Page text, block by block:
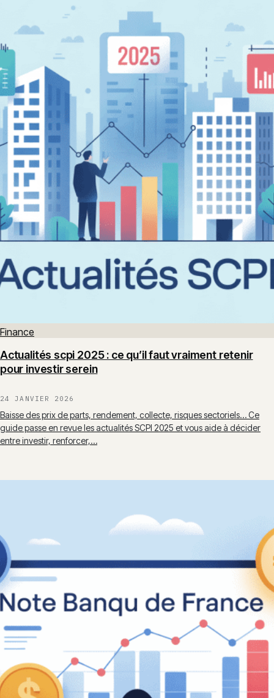
Finance
Actualités scpi 2025 : ce qu’il faut vraiment retenir
pour investir serein
24 JANVIER 2026
Baisse des prix de parts, rendement, collecte, risques sectoriels… Ce
guide passe en revue les actualités SCPI 2025 et vous aide à décider
entre investir, renforcer,…